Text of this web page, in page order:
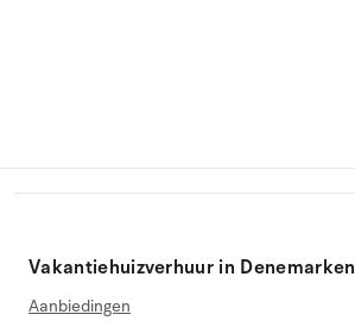
Vakantiehuizverhuur in Denemarken
Aanbiedingen